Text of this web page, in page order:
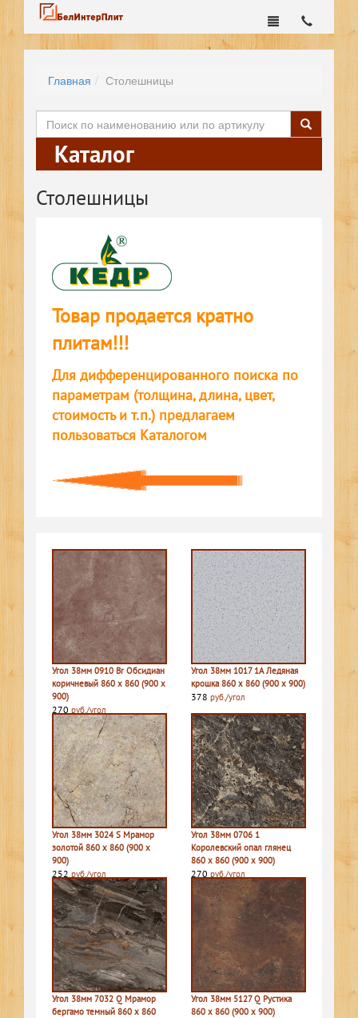
Главная Столешницы
Каталог
Столешницы
Товар продается кратно
плитам!!!
Для дифференцированного поиска по
параметрам (толщина, длина, цвет,
стоимость и т.п.) предлагаем
пользоваться Каталогом
Угол 38мм 0910 Br Обсидиан
коричневый 860 х 860 (900 х
900)
270 руб./угол
Угол 38мм 1017 1A Ледяная
крошка 860 х 860 (900 х 900)
378 руб./угол
Угол 38мм 3024 S Мрамор
золотой 860 х 860 (900 х
900)
252 руб./угол
Угол 38мм 0706 1
Королевский опал глянец
860 х 860 (900 х 900)
270 руб./угол
Угол 38мм 7032 Q Мрамор
бергамо темный 860 х 860
Угол 38мм 5127 Q Рустика
860 х 860 (900 х 900)